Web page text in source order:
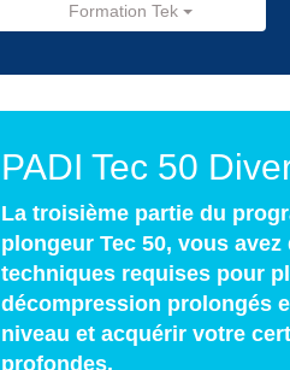
Formation Tek
PADI Tec 50
La troisième partie du
plongeur Tec 50, vous
techniques requises pour
décompression prolongés
niveau et acquérir votre
profondes.